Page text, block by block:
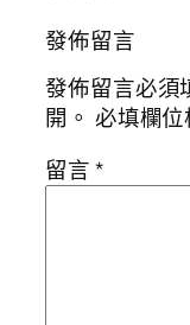
發佈留言
發佈留言必須
開。 必填欄
留言*